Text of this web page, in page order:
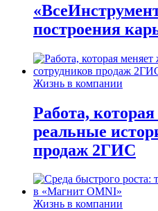
построения
Жизнь в компании
Работа,
реальные
продаж 2ГИС
Жизнь в компании